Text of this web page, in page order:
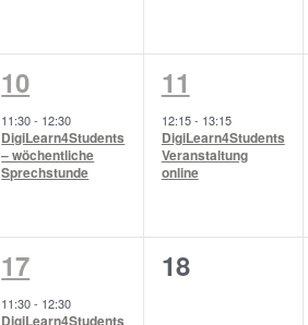
1
Veranstaltung,
10
11:30- 12:30
DigiLearn4Students
– wöchentliche
Sprechstunde
1
11
12:15- 13:15
DigiLearn4Students
Veranstaltung
online
2
Veranstaltungen,
17
11:30- 12:30
DigiLearn4Students
0
18